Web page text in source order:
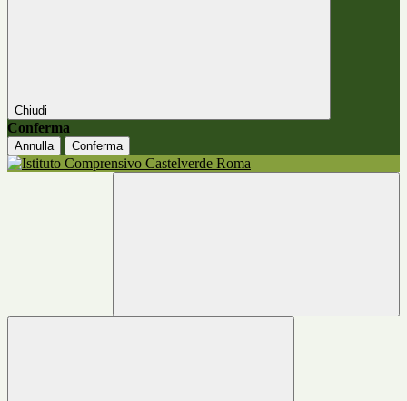
Chiudi
Conferma
Annulla Conferma